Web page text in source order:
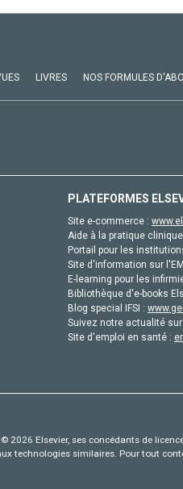
LIVRES NOS FORMULES
PLATEFORMES
Site e-commerce :
Aide à la pratique
Portail pour les
Site d'information sur
E-learning pour les
Bibliothèque d'e-books
Blog special IFSI :
Suivez notre actualité
Site d'emploi en santé :
2026 Elsevier, ses concédants de
technologies similaires. Pour tout